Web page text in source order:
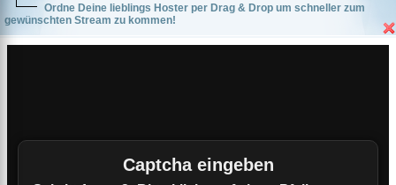
Ordne Deine lieblings Hoster per Drag & Drop um schneller zum
gewünschten Stream zu kommen!